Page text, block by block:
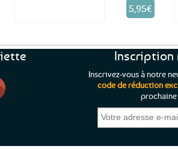
5,95€
“J’ai mis 5 étoiles parce que je pouvais pas
en mettre 6 ;)
Je suis plus que satisfaite de mon achat et
de ma livraison. Ne changez rien”Jade C.
Inscription
Inscrivez-vous à notre
code de réduction
prochaine